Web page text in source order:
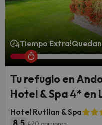
¡Tiempo Extra!
Tu refugio en
Hotel & Spa 4* en
Hotel Rutllan & Spa
420 opiniones